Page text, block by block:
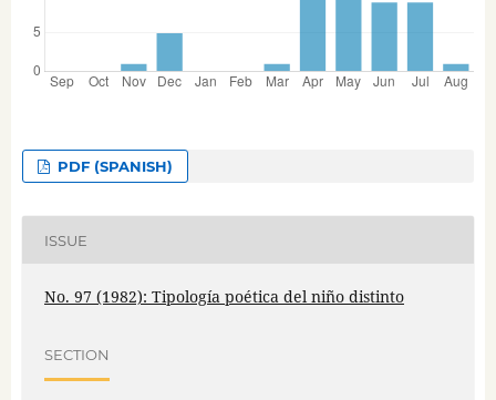
PDF (SPANISH)
ISSUE
No. 97 (1982): Tipología poética del niño distinto
SECTION